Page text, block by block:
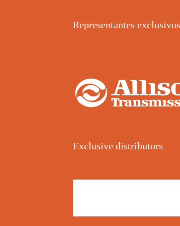
Representantes exclusivos
Exclusive distributors